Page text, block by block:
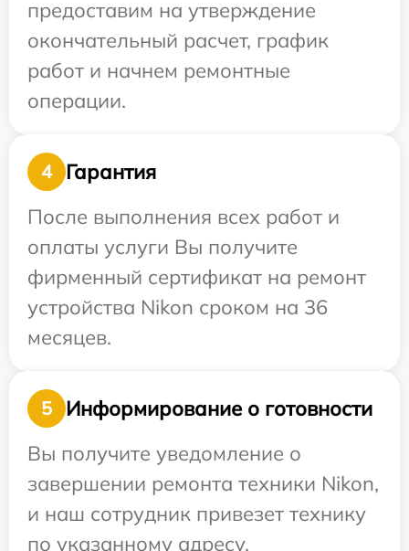
предоставим на утверждение
окончательный расчет, график
работ и начнем ремонтные
операции.
4
Гарантия
После выполнения всех работ и
оплаты услуги Вы получите
фирменный сертификат на ремонт
устройства Nikon сроком на 36
месяцев.
5
Информирование о готовности
Вы получите уведомление о
завершении ремонта техники Nikon,
и наш сотрудник привезет технику
по указанному адресу.